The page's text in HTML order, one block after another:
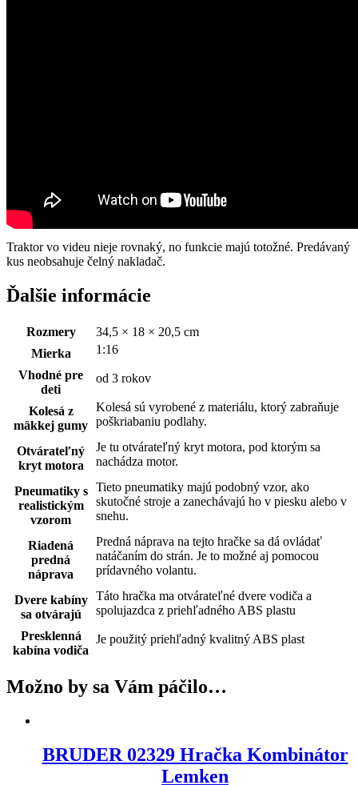
Traktor vo videu nieje rovnaký, no funkcie majú totožné. Predávaný
kus neobsahuje čelný nakladač.
Ďalšie informácie
Rozmery
34,5 × 18 × 20,5 cm
Mierka
1:16
Vhodné pre
deti
od 3 rokov
Kolesá z
mäkkej gumy
Kolesá sú vyrobené z materiálu, ktorý zabraňuje
poškriabaniu podlahy.
Otvárateľný
kryt motora
Je tu otvárateľný kryt motora, pod ktorým sa
nachádza motor.
Pneumatiky s
realistickým
vzorom
Tieto pneumatiky majú podobný vzor, ako
skutočné stroje a zanechávajú ho v piesku alebo v
snehu.
Riadená
predná
náprava
Predná náprava na tejto hračke sa dá ovládať
natáčaním do strán. Je to možné aj pomocou
prídavného volantu.
Dvere kabíny
sa otvárajú
Táto hračka ma otvárateľné dvere vodiča a
spolujazdca z priehľadného ABS plastu
Presklenná
kabína vodiča
Je použitý priehľadný kvalitný ABS plast
Možno by sa Vám páčilo…
BRUDER 02329 Hračka Kombinátor
Lemken